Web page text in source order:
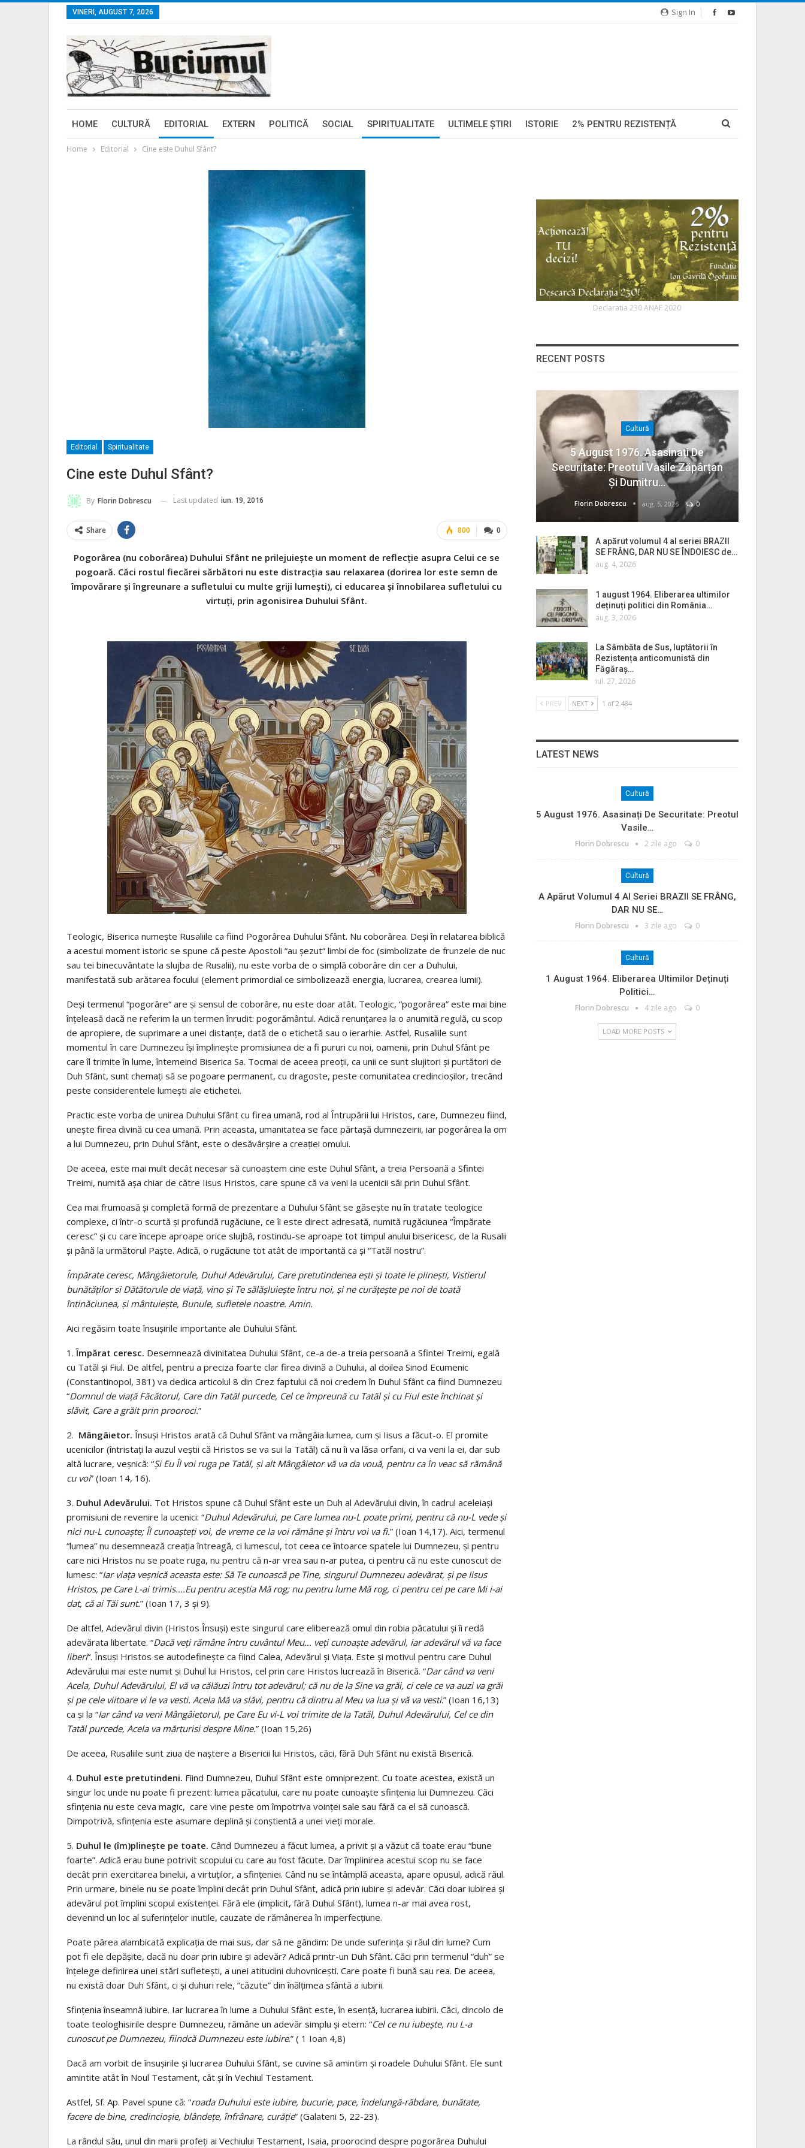
Sign In
VINERI, AUGUST 7, 2026
HOME CULTURĂ EDITORIAL EXTERN POLITICĂ SOCIAL SPIRITUALITATE ULTIMELE ŞTIRI ISTORIE 2% PENTRU REZISTENȚĂ
Home Editorial Cine este Duhul Sfânt?
Editorial Spiritualitate
Cine este Duhul Sfânt?
By Florin Dobrescu Last updated iun. 19, 2016
0
800
Share
Pogorârea (nu coborârea) Duhului Sfânt ne prilejuiește un moment de reflecție asupra Celui ce se
pogoară. Căci rostul fiecărei sărbători nu este distracția sau relaxarea (dorirea lor este semn de
împovărare și îngreunare a sufletului cu multe griji lumești), ci educarea și înnobilarea sufletului cu
virtuți, prin agonisirea Duhului Sfânt.
Teologic, Biserica numește Rusaliile ca fiind Pogorârea Duhului Sfânt. Nu coborârea. Deși în relatarea biblică
a acestui moment istoric se spune că peste Apostoli “au șezut“ limbi de foc (simbolizate de frunzele de nuc
sau tei binecuvântate la slujba de Rusalii), nu este vorba de o simplă coborâre din cer a Duhului,
manifestată sub arătarea focului (element primordial ce simbolizează energia, lucrarea, crearea lumii).
Deși termenul “pogorâre“ are și sensul de coborâre, nu este doar atât. Teologic, “pogorârea” este mai bine
înțeleasă dacă ne referim la un termen înrudit: pogorământul. Adică renunțarea la o anumită regulă, cu scop
de apropiere, de suprimare a unei distanțe, dată de o etichetă sau o ierarhie. Astfel, Rusaliile sunt
momentul în care Dumnezeu își împlinește promisiunea de a fi pururi cu noi, oamenii, prin Duhul Sfânt pe
care îl trimite în lume, întemeind Biserica Sa. Tocmai de aceea preoții, ca unii ce sunt slujitori și purtători de
Duh Sfânt, sunt chemați să se pogoare permanent, cu dragoste, peste comunitatea credincioșilor, trecând
peste considerentele lumești ale etichetei.
Practic este vorba de unirea Duhului Sfânt cu firea umană, rod al Întrupării lui Hristos, care, Dumnezeu fiind,
unește firea divină cu cea umană. Prin aceasta, umanitatea se face părtașă dumnezeirii, iar pogorârea la om
a lui Dumnezeu, prin Duhul Sfânt, este o desăvârșire a creației omului.
De aceea, este mai mult decât necesar să cunoaștem cine este Duhul Sfânt, a treia Persoană a Sfintei
Treimi, numită așa chiar de către Iisus Hristos, care spune că va veni la ucenicii săi prin Duhul Sfânt.
Cea mai frumoasă și completă formă de prezentare a Duhului Sfânt se găsește nu în tratate teologice
complexe, ci într-o scurtă și profundă rugăciune, ce îi este direct adresată, numită rugăciunea “Împărate
ceresc” și cu care începe aproape orice slujbă, rostindu-se aproape tot timpul anului bisericesc, de la Rusalii
și până la următorul Paște. Adică, o rugăciune tot atât de importantă ca și “Tatăl nostru”.
Împărate ceresc, Mângâietorule, Duhul Adevărului, Care pretutindenea ești și toate le plinești, Vistierul
bunătăților si Dătătorule de viață, vino și Te sălășluiește întru noi, și ne curățește pe noi de toată
întinăciunea, și mântuiește, Bunule, sufletele noastre. Amin.
Aici regăsim toate însușirile importante ale Duhului Sfânt.
1.Împărat ceresc. Desemnează divinitatea Duhului Sfânt, ce-a de-a treia persoană a Sfintei Treimi, egală
cu Tatăl și Fiul. De altfel, pentru a preciza foarte clar firea divină a Duhului, al doilea Sinod Ecumenic
(Constantinopol, 381) va dedica articolul 8 din Crez faptului că noi credem în Duhul Sfânt ca fiind Dumnezeu
“Domnul de viață Făcătorul, Care din Tatăl purcede, Cel ce împreună cu Tatăl și cu Fiul este închinat și
slăvit, Care a grăit prin prooroci.”
2. Mângâietor. Însuși Hristos arată că Duhul Sfânt va mângâia lumea, cum și Iisus a făcut-o. El promite
ucenicilor (întristați la auzul veștii că Hristos se va sui la Tatăl) că nu îi va lăsa orfani, ci va veni la ei, dar sub
altă lucrare, veșnică: “Şi Eu Îl voi ruga pe Tatăl, şi alt Mângâietor vă va da vouă, pentru ca în veac să rămână
cu voi” (Ioan 14, 16).
3. Duhul Adevărului. Tot Hristos spune că Duhul Sfânt este un Duh al Adevărului divin, în cadrul aceleiași
promisiuni de revenire la ucenici: “Duhul Adevărului, pe Care lumea nu-L poate primi, pentru că nu-L vede şi
nici nu-L cunoaşte; Îl cunoaşteţi voi, de vreme ce la voi rămâne şi întru voi va fi.” (Ioan 14,17). Aici, termenul
“lumea” nu desemnează creația întreagă, ci lumescul, tot ceea ce întoarce spatele lui Dumnezeu, și pentru
care nici Hristos nu se poate ruga, nu pentru că n-ar vrea sau n-ar putea, ci pentru că nu este cunoscut de
lumesc: “Iar viaţa veşnică aceasta este: Să Te cunoască pe Tine, singurul Dumnezeu adevărat, şi pe Iisus
Hristos, pe Care L-ai trimis….Eu pentru aceştia Mă rog; nu pentru lume Mă rog, ci pentru cei pe care Mi i-ai
dat, că ai Tăi sunt.” (Ioan 17, 3 și 9).
De altfel, Adevărul divin (Hristos Însuși) este singurul care eliberează omul din robia păcatului și îi redă
adevărata libertate. “Dacă veţi rămâne întru cuvântul Meu… veţi cunoaşte adevărul, iar adevărul vă va face
liberi“. Însuși Hristos se autodefinește ca fiind Calea, Adevărul și Viața. Este și motivul pentru care Duhul
Adevărului mai este numit și Duhul lui Hristos, cel prin care Hristos lucrează în Biserică. “Dar când va veni
Acela, Duhul Adevărului, El vă va călăuzi întru tot adevărul; că nu de la Sine va grăi, ci cele ce va auzi va grăi
şi pe cele viitoare vi le va vesti. Acela Mă va slăvi, pentru că dintru al Meu va lua şi vă va vesti.” (Ioan 16,13)
ca și la “Iar când va veni Mângâietorul, pe Care Eu vi-L voi trimite de la Tatăl, Duhul Adevărului, Cel ce din
Tatăl purcede, Acela va mărturisi despre Mine.” (Ioan 15,26)
De aceea, Rusaliile sunt ziua de naștere a Bisericii lui Hristos, căci, fără Duh Sfânt nu există Biserică.
4. Duhul este pretutindeni. Fiind Dumnezeu, Duhul Sfânt este omniprezent. Cu toate acestea, există un
singur loc unde nu poate fi prezent: lumea păcatului, care nu poate cunoaște sfințenia lui Dumnezeu. Căci
sfințenia nu este ceva magic, care vine peste om împotriva voinței sale sau fără ca el să cunoască.
Dimpotrivă, sfințenia este asumare deplină și conștientă a unei vieți morale.
5. Duhul le (îm)plinește pe toate. Când Dumnezeu a făcut lumea, a privit și a văzut că toate erau “bune
foarte”. Adică erau bune potrivit scopului cu care au fost făcute. Dar împlinirea acestui scop nu se face
decât prin exercitarea binelui, a virtuților, a sfințeniei. Când nu se întâmplă aceasta, apare opusul, adică răul.
Prin urmare, binele nu se poate împlini decât prin Duhul Sfânt, adică prin iubire și adevăr. Căci doar iubirea și
adevărul pot împlini scopul existenței. Fără ele (implicit, fără Duhul Sfânt), lumea n-ar mai avea rost,
devenind un loc al suferințelor inutile, cauzate de rămânerea în imperfecțiune.
Poate părea alambicată explicația de mai sus, dar să ne gândim: De unde suferința și răul din lume? Cum
pot fi ele depășite, dacă nu doar prin iubire și adevăr? Adică printr-un Duh Sfânt. Căci prin termenul “duh” se
înțelege definirea unei stări sufletești, a unei atitudini duhovnicești. Care poate fi bună sau rea. De aceea,
nu există doar Duh Sfânt, ci și duhuri rele, ”căzute” din înălțimea sfântă a iubirii.
Sfințenia înseamnă iubire. Iar lucrarea în lume a Duhului Sfânt este, în esență, lucrarea iubirii. Căci, dincolo de
toate teologhisirile despre Dumnezeu, rămâne un adevăr simplu și etern: “Cel ce nu iubeşte, nu L-a
cunoscut pe Dumnezeu, fiindcă Dumnezeu este iubire.” ( 1 Ioan 4,8)
Dacă am vorbit de însușirile și lucrarea Duhului Sfânt, se cuvine să amintim și roadele Duhului Sfânt. Ele sunt
amintite atât în Noul Testament, cât și în Vechiul Testament.
Astfel, Sf. Ap. Pavel spune că: “roada Duhului este iubire, bucurie, pace, îndelungă-răbdare, bunătate,
facere de bine, credincioşie, blândeţe, înfrânare, curăţie” (Galateni 5, 22-23).
La rândul său, unul din marii profeți ai Vechiului Testament, Isaia, proorocind despre pogorârea Duhului
Declaratia 230 ANAF 2020
RECENT POSTS
Cultură
5 August 1976. Asasinați De
Securitate: Preotul Vasile Zăpârțan
Și Dumitru…
Florin Dobrescu aug. 5, 2026 0
A apărut volumul 4 al seriei BRAZII
SE FRÂNG, DAR NU SE ÎNDOIESC de…
aug. 4, 2026
1 august 1964. Eliberarea ultimilor
deținuți politici din România…
aug. 3, 2026
La Sâmbăta de Sus, luptătorii în
Rezistența anticomunistă din
Făgăraș…
iul. 27, 2026
PREV NEXT 1 of 2.484
LATEST NEWS
Cultură
5 August 1976. Asasinați De Securitate: Preotul
Vasile…
Florin Dobrescu 2 zile ago 0
Cultură
A Apărut Volumul 4 Al Seriei BRAZII SE FRÂNG,
DAR NU SE…
Florin Dobrescu 3 zile ago 0
Cultură
1 August 1964. Eliberarea Ultimilor Deținuți
Politici…
Florin Dobrescu 4 zile ago 0
LOAD MORE POSTS